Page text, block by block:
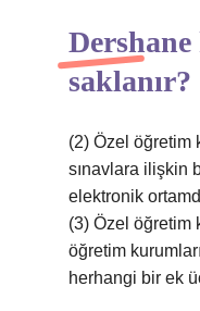
Dershane
saklanır?
(2) Özel öğretim
sınavlara ilişkin
elektronik
(3) Özel öğretim
öğretim
herhangi bir ek